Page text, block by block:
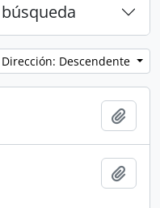
Dirección: Descendente